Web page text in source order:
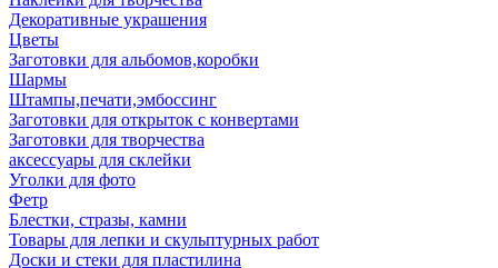
Декоративные украшения
Цветы
Заготовки для альбомов,коробки
Шармы
Штампы,печати,эмбоссинг
Заготовки для открыток с конвертами
Заготовки для творчества
аксессуары для склейки
Уголки для фото
Фетр
Блестки, стразы, камни
Товары для лепки и скульптурных работ
Доски и стеки для пластилина